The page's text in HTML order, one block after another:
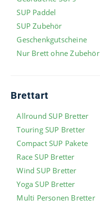
SUP Paddel
SUP Zubehör
Geschenkgutscheine
Nur Brett ohne Zubehör
Brettart
Allround SUP Bretter
Touring SUP Bretter
Compact SUP Pakete
Race SUP Bretter
Wind SUP Bretter
Yoga SUP Bretter
Multi Personen Bretter